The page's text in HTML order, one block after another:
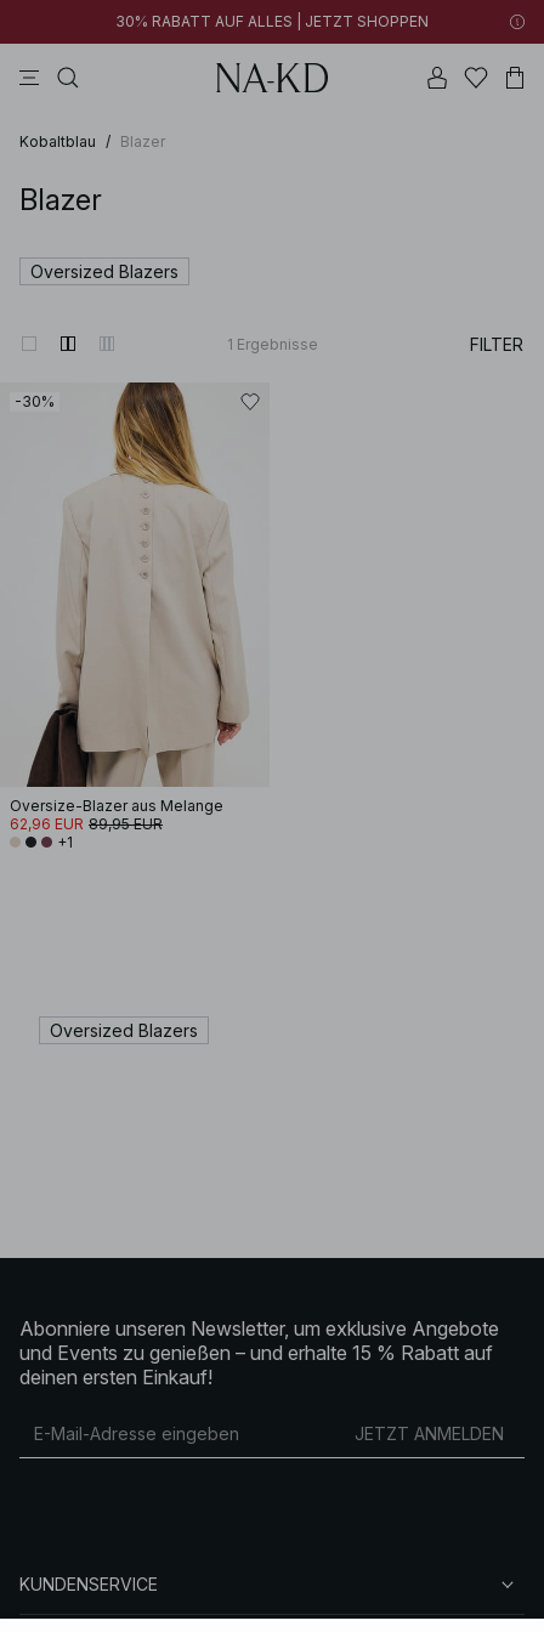
30% RABATT AUF ALLES | JETZT SHOPPEN
Kobaltblau / Blazer
Blazer
Oversized Blazers
1 Ergebnisse FILTER
-30%
Oversize-Blazer aus Melange
62,96 EUR 89,95 EUR
+1
Oversized Blazers
Abonniere unseren Newsletter, um exklusive Angebote
und Events zu genießen – und erhalte 15 % Rabatt auf
deinen ersten Einkauf!
JETZT ANMELDEN
KUNDENSERVICE